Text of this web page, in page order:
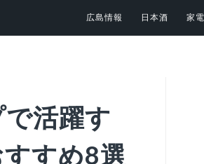
広島情報 日本酒 家電
活躍す
すめ8選